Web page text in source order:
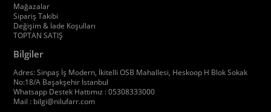
Mağazalar
Sipariş Takibi
Değişim & İade Koşulları
TOPTAN SATIŞ
Bilgiler
Adres: Sinpaş İş Modern, İkitelli OSB Mahallesi, Heskoop H Blok Sokak
No:18/A Başakşehir İstanbul
Whatsapp Destek Hattımız : 05308333000
Mail : bilgi@nilufarr.com